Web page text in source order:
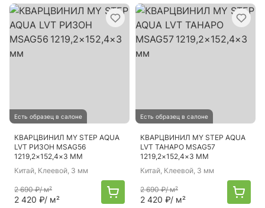
Есть образец в салоне
КВАРЦВИНИЛ MY STEP AQUA
LVT РИЗОН MSAG56
1219,2×152,4×3 ММ
Китай, Клеевой, 3 мм
2 690 ₽/ м²
2 420 ₽/ м²
Есть образец в салоне
КВАРЦВИНИЛ MY STEP AQUA
LVT ТАНАРО MSAG57
1219,2×152,4×3 ММ
Китай, Клеевой, 3 мм
2 690 ₽/ м²
2 420 ₽/ м²